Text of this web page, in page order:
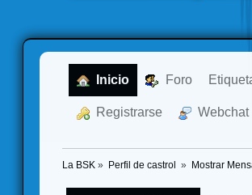
Inicio Foro
Registrarse Webchat
La BSK » Perfil de castrol » Mostrar